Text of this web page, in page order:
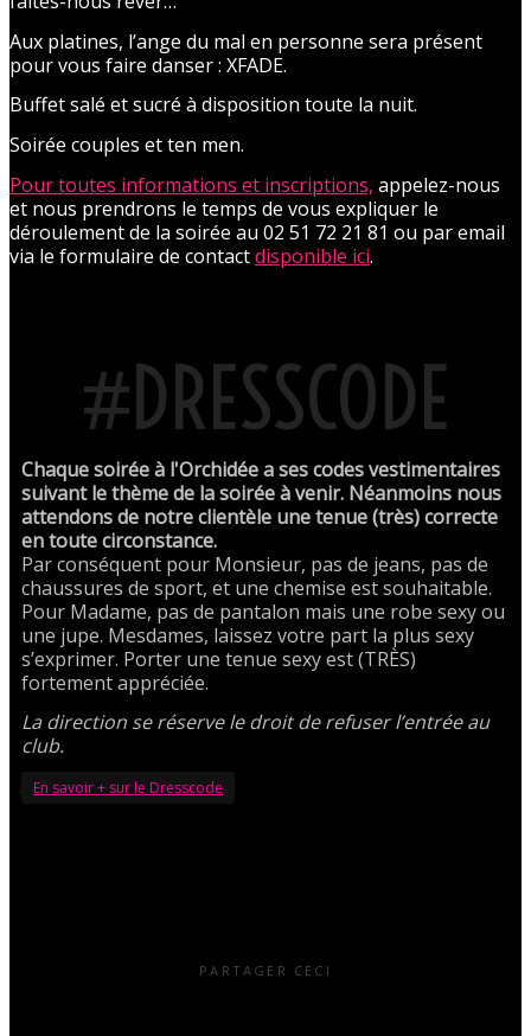
Aux platines, l’ange du mal en personne sera présent
pour vous faire danser : XFADE.
Buffet salé et sucré à disposition toute la nuit.
Soirée couples et ten men.
Pour toutes informations et inscriptions, appelez-nous
et nous prendrons le temps de vous expliquer le
déroulement de la soirée au 02 51 72 21 81 ou par email
via le formulaire de contactdisponible ici.
#DRESSCODE
Chaque soirée à l'Orchidée a ses codes vestimentaires
suivant le thème de la soirée à venir. Néanmoins nous
attendons de notre clientèle une tenue (très) correcte
en toute circonstance.
Par conséquent pour Monsieur, pas de jeans, pas de
chaussures de sport, et une chemise est souhaitable.
Pour Madame, pas de pantalon mais une robe sexy ou
une jupe. Mesdames, laissez votre part la plus sexy
s’exprimer. Porter une tenue sexy est (TRÈS)
fortement appréciée.
La direction se réserve le droit de refuser l’entrée au
club.
En savoir + sur le Dresscode
PARTAGER CECI